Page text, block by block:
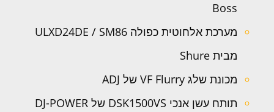
Boss
מערכת אלחוטית כפולה ULXD24DE / SM86
מבית Shure
מכונת שלג VF Flurry של ADJ
תותח עשן אנכי DSK1500VS של DJ-POWER